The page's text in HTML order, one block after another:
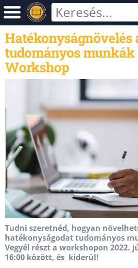
Hatékonyságnövelés
tudományos
Workshop
Tudni szeretnéd, hogyan
hatékonyságodat tudományos
Vegyél részt a workshopon 2022.
16:00 között, és kiderül!